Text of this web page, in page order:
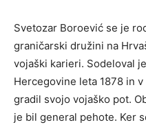
Svetozar Boroević se je
graničarski družini na
vojaški karieri. Sodeloval
Hercegovine leta 1878 in
gradil svojo vojaško pot.
je bil general pehote. Ker